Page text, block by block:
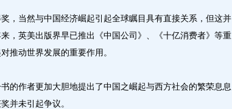
当然与中国经济崛起引起全球瞩目具有直接关系，但这并
，英美出版界早已推出《中国公司》、《十亿消费者》等重
推动世界发展的重要作用。
作者更加大胆地提出了中国之崛起与西方社会的繁荣息息
并未引起争议。